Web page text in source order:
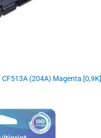
(204A) Magenta [0,9K]